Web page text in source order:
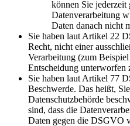
können Sie jederzeit
Datenverarbeitung
Daten danach nicht
Sie haben laut Artikel 22
Recht, nicht einer
Verarbeitung (zum
Entscheidung unterworfen
Sie haben laut Artikel 77
Beschwerde. Das heißt,
Datenschutzbehörde
sind, dass die
Daten gegen die DSGVO